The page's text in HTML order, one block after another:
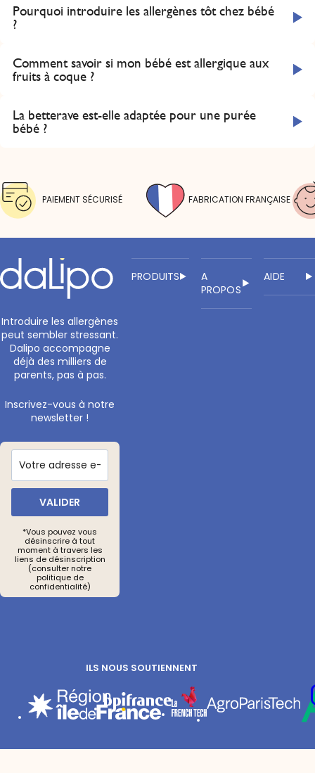
Pourquoi introduire les allergènes tôt chez bébé
?
Comment savoir si mon bébé est allergique aux
fruits à coque ?
La betterave est-elle adaptée pour une purée
bébé ?
PAIEMENT SÉCURISÉ FABRICATION FRANÇAISE
Introduire les allergènes
peut sembler stressant.
Dalipo accompagne
déjà des milliers de
parents, pas à pas.
Inscrivez-vous à notre
newsletter !
VALIDER
*Vous pouvez vous
désinscrire à tout
moment à travers les
liens de désinscription
(consulter notre
politique de
confidentialité)
PRODUITS
A
PROPOS
AIDE
ILS NOUS SOUTIENNENT